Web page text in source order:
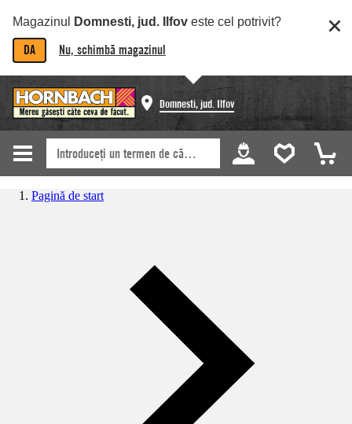
Magazinul Domnesti, jud. Ilfov este cel potrivit?
DA Nu, schimbă magazinul
Domnesti, jud. Ilfov
Pagină de start